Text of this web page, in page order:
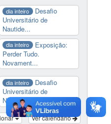
dia inteiro
Desafio
Universitário de
Nautide...
dia inteiro
Exposição:
Perder Tudo.
Novament...
dia inteiro
Desafio
Universitário de
Nautide...
Ver calendário